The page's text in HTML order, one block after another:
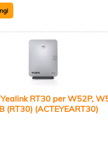
RT30 per W52P,
(RT30) (ACTEYEART30)